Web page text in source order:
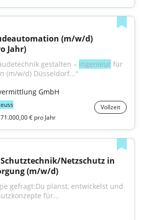
(m/w/d)
Jahr)
gestalten – Ingenieur für
(m/w/d) Düsseldorf..."
GmbH
Vollzeit
€ pro Jahr
Netzschutz in
(m/w/d)
gefragt:Du planst, entwickelst und
für...